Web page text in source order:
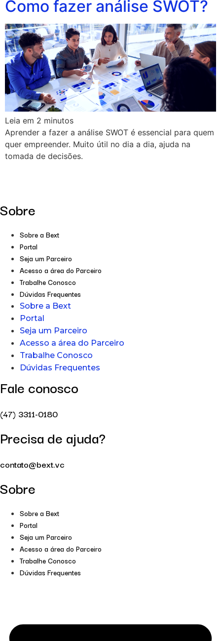
Como fazer análise SWOT?
Leia em 2 minutos
Aprender a fazer a análise SWOT é essencial para quem
quer empreender. Muito útil no dia a dia, ajuda na
tomada de decisões.
Sobre
Sobre a Bext
Portal
Seja um Parceiro
Acesso a área do Parceiro
Trabalhe Conosco
Dúvidas Frequentes
Sobre a Bext
Portal
Seja um Parceiro
Acesso a área do Parceiro
Trabalhe Conosco
Dúvidas Frequentes
Fale conosco
(47) 3311-0180
Precisa de ajuda?
contato@bext.vc
Sobre
Sobre a Bext
Portal
Seja um Parceiro
Acesso a área do Parceiro
Trabalhe Conosco
Dúvidas Frequentes